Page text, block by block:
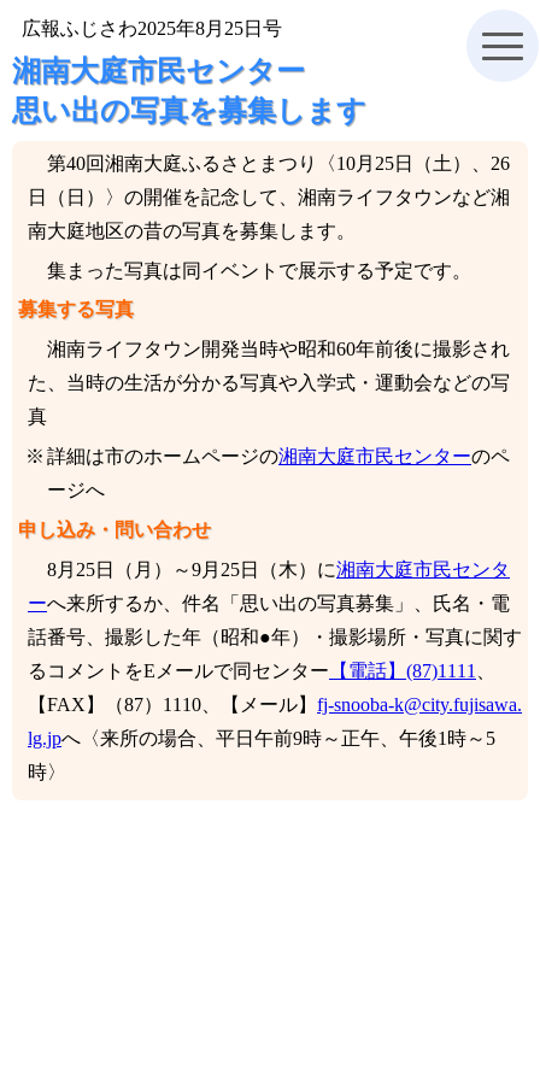
広報ふじさわ2025年8月25日号
湘南大庭市民センター
思い出の写真を募集します
第40回湘南大庭ふるさとまつり〈10月25日（土）、26
日（日）〉の開催を記念して、湘南ライフタウンなど湘
南大庭地区の昔の写真を募集します。
集まった写真は同イベントで展示する予定です。
募集する写真
湘南ライフタウン開発当時や昭和60年前後に撮影され
た、当時の生活が分かる写真や入学式・運動会などの写
真
詳細は市のホームページの湘南大庭市民センターのペ
ージへ
申し込み・問い合わせ
8月25日（月）～9月25日（木）に湘南大庭市民センタ
ーへ来所するか、件名「思い出の写真募集」、氏名・電
話番号、撮影した年（昭和●年）・撮影場所・写真に関す
るコメントをEメールで同センター 【電話】(87)1111
【FAX】（87）1110、【メール】 fj-snooba-k@city.fujisawa.
lg.jpへ〈来所の場合、平日午前9時～正午、午後1時～5
時〉